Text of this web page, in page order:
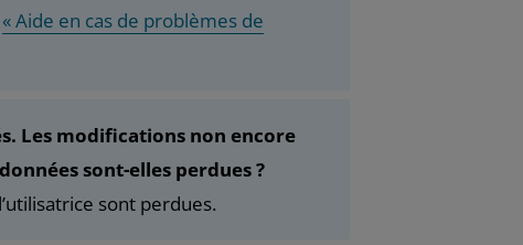
« Aide en cas de problèmes de
Les modifications non encore
sont-elles perdues ?
sont perdues.